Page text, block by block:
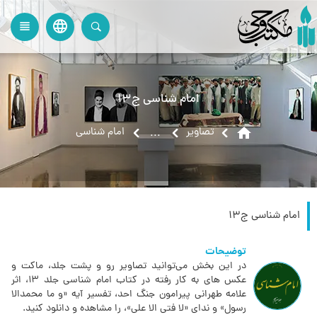
language
view_headline
امام شناسی ج13
home تصاویر ... امام شناسی
امام شناسی ج13
توضیحات
در این بخش می‌توانید تصاویر رو و پشت جلد، ماکت و
عکس های به کار رفته در کتاب امام شناسی جلد 13، اثر
علامه طهرانی پیرامون جنگ احد، تفسیر آیه «و ما محمدالا
رسول» و ندای «لا فتی الا علی»، را مشاهده و دانلود کنید.